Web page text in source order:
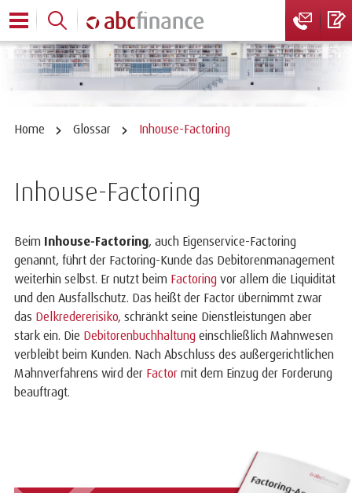
Home Glossar Inhouse-Factoring
Inhouse-Factoring
Beim Inhouse-Factoring, auch Eigenservice-Factoring
genannt, führt der Factoring-Kunde das Debitorenmanagement
weiterhin selbst. Er nutzt beim Factoring vor allem die Liquidität
und den Ausfallschutz. Das heißt der Factor übernimmt zwar
das Delkredererisiko, schränkt seine Dienstleistungen aber
stark ein. Die Debitorenbuchhaltung einschließlich Mahnwesen
verbleibt beim Kunden. Nach Abschluss des außergerichtlichen
Mahnverfahrens wird der Factor mit dem Einzug der Forderung
beauftragt.